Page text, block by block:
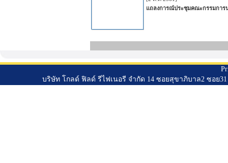
แถลงการณ์ประชุมคณะกรรมการ
บริษัท โกลด์ ฟิลด์ รีไฟเนอรี จำกัด 14 ซอยสุขาภิบาล2 ซอย31